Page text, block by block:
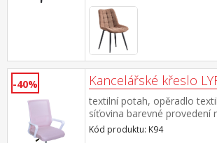
-40% Kancelářské křeslo
textilní potah, opěradlo
síťovina barevné provedení
plastový kříž a područky
Kód produktu: K94